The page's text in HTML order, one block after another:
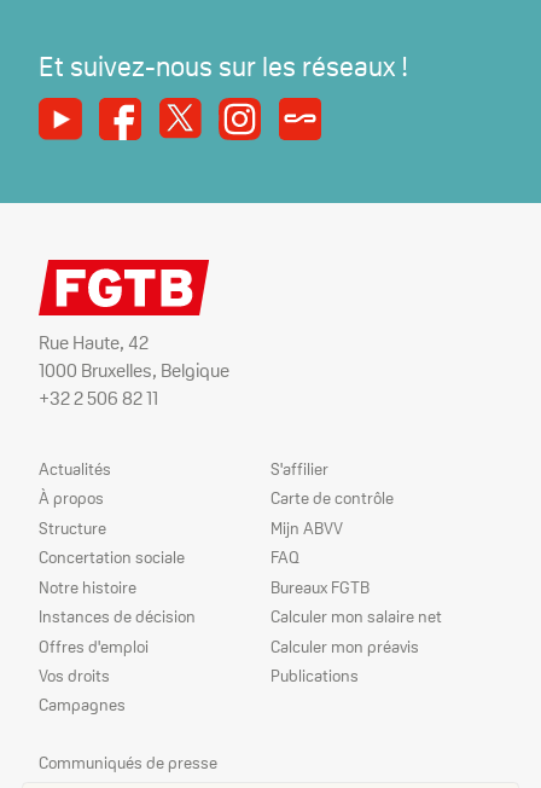
Et suivez-nous sur les réseaux !
YoutubeFacebook
X InstagramSyndicats Magazine
Rue Haute, 42
1000 Bruxelles, Belgique
+32 2 506 82 11
Plan
du
site
Actualités
À propos
Structure
Concertation sociale
Notre histoire
Instances de décision
Offres d'emploi
Vos droits
Campagnes
Nos
services
S'affilier
Carte de contrôle
Mijn ABVV
FAQ
Bureaux FGTB
Calculer mon salaire net
Calculer mon préavis
Publications
Nos
Communiqués de presse